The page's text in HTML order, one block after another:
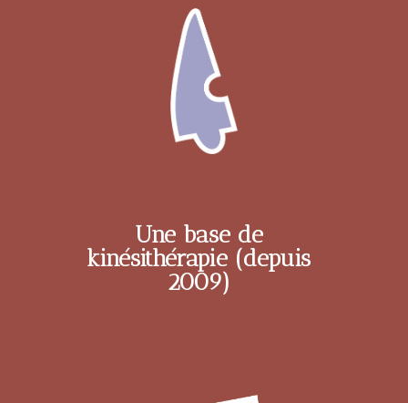
Une base de
kinésithérapie (depuis
2009)